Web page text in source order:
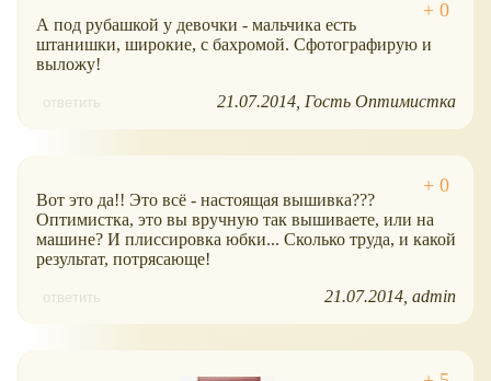
А под рубашкой у девочки - мальчика есть
штанишки, широкие, с бахромой. Сфотографирую и
выложу!
ответить 21.07.2014 Гость Оптимистка
Вот это да!! Это всё - настоящая вышивка???
Оптимистка, это вы вручную так вышиваете, или на
машине? И плиссировка юбки... Сколько труда, и какой
результат, потрясающе!
ответить 21.07.2014 admin